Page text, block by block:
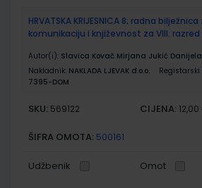
HRVATSKA KRIJESNICA 8; radna
komunikaciju i književnost za VIII.
Autor(i): Slavica Kovač Mirjana Jukić
Nakladnik: NAKLADA LJEVAK d.o.o.
7395-DOM
SKU: 569122 CIJENA:
ŠIFRA OMOTA: 500161
Udžbenik Omot